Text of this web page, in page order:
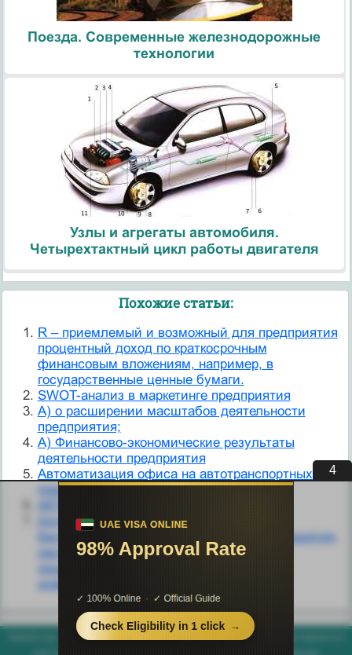
Поезда. Современные железнодорожные
технологии
Узлы и агрегаты автомобиля.
Четырехтактный цикл работы двигателя
Похожие статьи:
R – приемлемый и возможный для предприятия
процентный доход по краткосрочным
финансовым вложениям, например, в
государственные ценные бумаги.
SWOT-анализ в маркетинге предприятия
А) о расширении масштабов деятельности
предприятия;
А) Финансово-экономические результаты
деятельности предприятия
Автоматизация офиса на автотранспортных
предприятиях, цели и задачи.
Алгоритм привязки RADIUS-сервера к
беспроводной сети коммерческого предприятия,
настройка сервера и коммутатора при
проектировании системы обработки
информации
helpiks.org - Хелпикс.Орг - 2014-2026 год. Материал сайта представляется
3